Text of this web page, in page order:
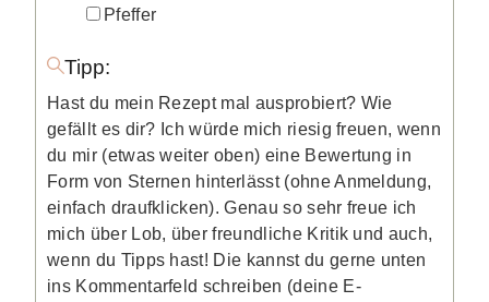
▢
Pfeffer
Tipp:
Hast du mein Rezept mal ausprobiert? Wie
gefällt es dir? Ich würde mich riesig freuen, wenn
du mir (etwas weiter oben) eine Bewertung in
Form von Sternen hinterlässt (ohne Anmeldung,
einfach draufklicken). Genau so sehr freue ich
mich über Lob, über freundliche Kritik und auch,
wenn du Tipps hast! Die kannst du gerne unten
ins Kommentarfeld schreiben (deine E-